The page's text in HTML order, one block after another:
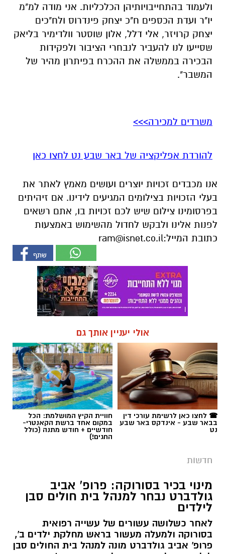
ולעמוד בהתחייבויותיהן הכלכליות. אני מודה למ"מ
יו"ר ועדת הכספים ח"כ יצחק פינדרוס ולח"כים
יצחק קרויזר, אלי דלל, אלון שוסטר וולדימיר בליאק
שסייעו לנו להעביר לנבחרי הציבור ולפקידות
הבכירה בממשלה את ההכרח בפיתרון מהיר של
המשבר".
משרדים למכירה>>>
להורדת אפליקציה של באר שבע נט לחצו כאן
אנו מכבדים זכויות יוצרים ועושים מאמץ לאתר את
בעלי הזכויות בצילומים המגיעים לידינו. אם זיהיתים
בפרסומינו צילום שיש לכם זכויות בו, אתם רשאים
לפנות אלינו ולבקש לחדול מהשימוש באמצעות
כתובת המייל:ram@isnet.co.il
אולי יעניין אותך גם
☎ לחצו כאן לרשימת עורכי דין
בבאר שבע - אינדקס באר שבע
נט
חוויית הקיץ המושלמת: הכל
במקום אחד ברשת הקאנטרי-
חודשיים + חודש מתנה (כולל
החגים!)
חדשות
מינוי בכיר בסורוקה: פרופ' אביב
גולדברט נבחר למנהל בית חולים סבן
לילדים
לאחר כשלושה עשורים של עשייה רפואית
בסורוקה ולמעלה מעשור בראש מחלקת ילדים ב',
פרופ' אביב גולדברט מונה למנהל בית החולים סבן